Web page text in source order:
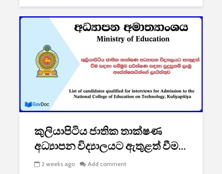
කුලියාපිටිය ජාතික තාක්ෂණ
අධ්‍යාපන විද්‍යාලයට ඇතුළත් වීම...
2 weeks ago Add comment